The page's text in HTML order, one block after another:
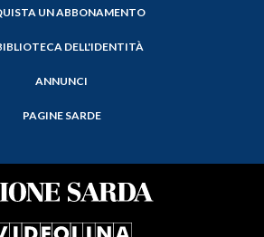
UN ABBONAMENTO
DELL'IDENTITÀ
ANNUNCI
PAGINE SARDE